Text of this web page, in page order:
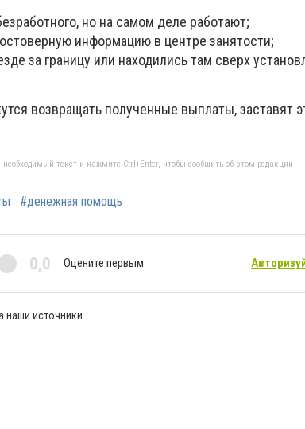
но на самом деле работают;
информацию в центре занятости;
за границу или находились там сверх
возвращать полученные выплаты, заставят
текст и нажмите Ctrl+Enter, чтобы сообщить об этом редакции
#денежная помощь
0,0 Оцените первым
наши источники